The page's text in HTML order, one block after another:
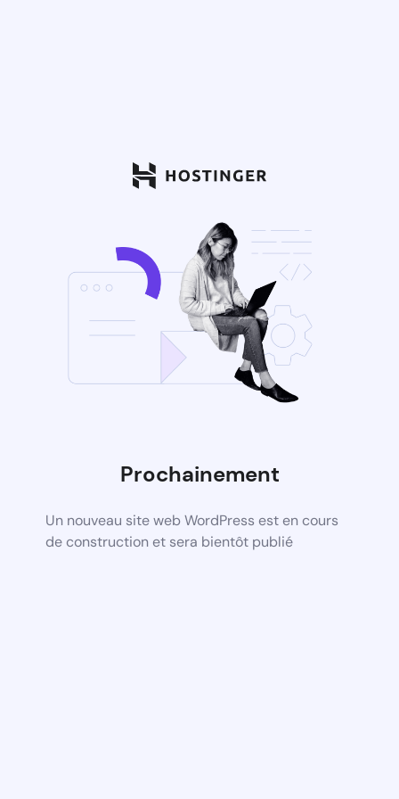
Prochainement
Un nouveau site web WordPress est en cours
de construction et sera bientôt publié